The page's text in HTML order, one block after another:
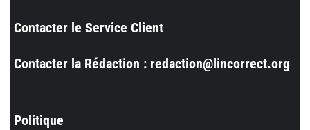
Contacter le Service Client
Contacter la Rédaction : redaction@lincorrect.org
Politique